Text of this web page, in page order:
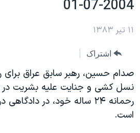
به
صفحه
جهش
جستجو
آمریکا
جهان
ویژه برنامه‌ها
ویدیوها
فرهنگ و زندگی
جدول برنامه ها
صفحه‌های ویژه
۲۵۰سالگی آمریکا
بایگانی برنامه‌های تلویزیونی
مستندها
یادگیری زبان انگلیسی
دنبال کنید
2004-07-01
۱۱ تیر ۱۳۸۳
اشتراک
صدام حسين، رهبر سابق عراق برای
نسل کشی و جنايت عليه بشريت
رحمانه ۲۴ ساله خود، در
است.